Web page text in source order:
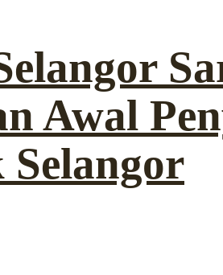
Awal
Selangor